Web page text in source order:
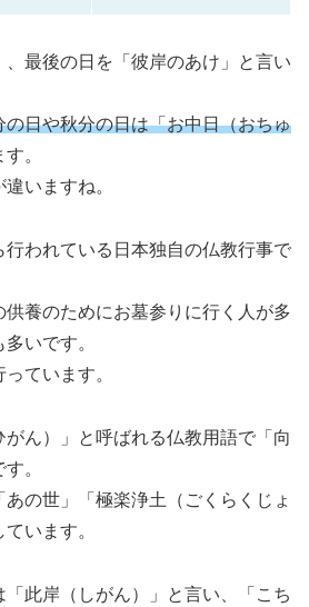
最後の日を「彼岸のあけ」と言い
日や秋分の日は「お中日（おちゅ
。
いますね。
行われている日本独自の仏教行事で
供養のためにお墓参りに行く人が多
いです。
ています。
ん）」と呼ばれる仏教用語で「向
。
の世」「極楽浄土（ごくらくじょ
います。
「此岸（しがん）」と言い、「こち